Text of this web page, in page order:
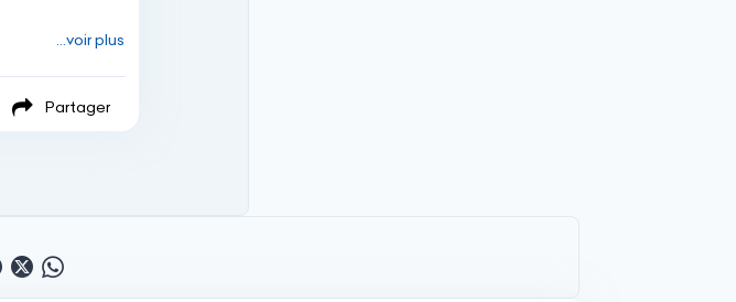
...voir plus
Partager
le profile sur GAO
Partager le profile sur GAO
Partager le profile sur X/Twitter